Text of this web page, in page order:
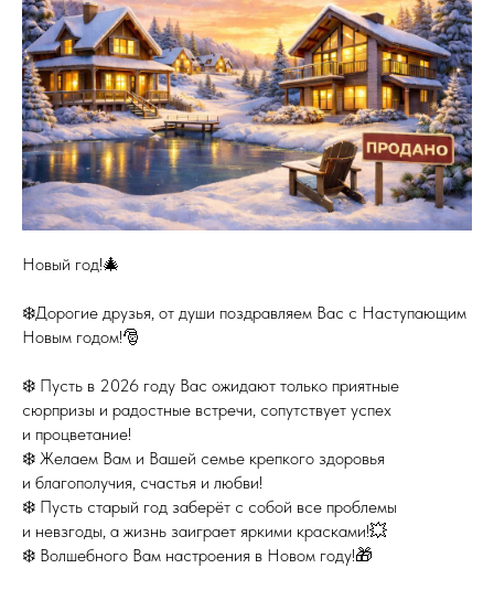
Новый год!🎄
❄️Дорогие друзья, от души поздравляем Вас с Наступающим
Новым годом!🎅
❄️ Пусть в 2026 году Вас ожидают только приятные
сюрпризы и радостные встречи, сопутствует успех
и процветание!
❄️ Желаем Вам и Вашей семье крепкого здоровья
и благополучия, счастья и любви!
❄️ Пусть старый год заберёт с собой все проблемы
и невзгоды, а жизнь заиграет яркими красками!💥
❄️ Волшебного Вам настроения в Новом году!🎁